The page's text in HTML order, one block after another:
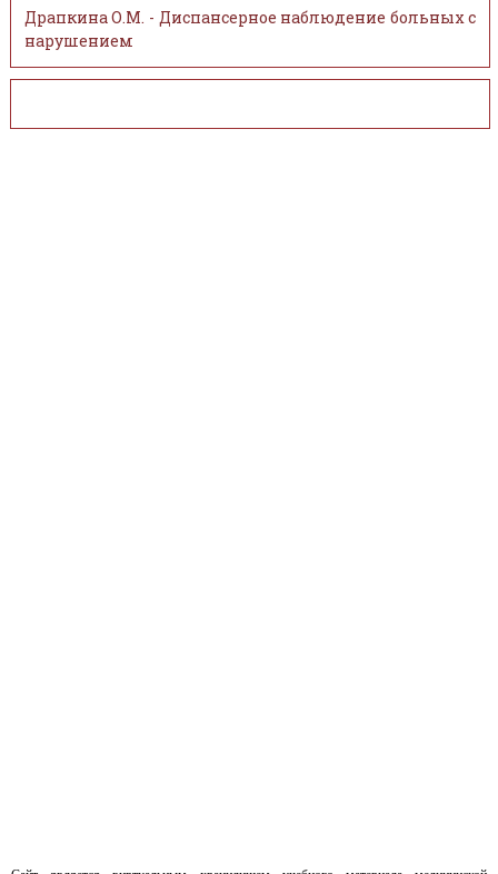
Драпкина О.М. - Диспансерное наблюдение больных с
нарушением